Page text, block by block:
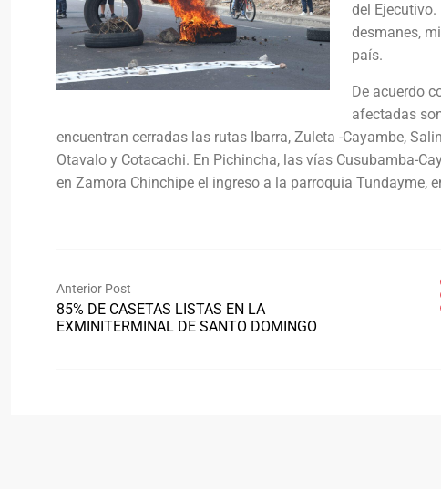
del
desmanes,
país.
De acuerdo
afectadas
encuentran cerradas las rutas Ibarra, Zuleta -Cayambe,
Otavalo y Cotacachi. En Pichincha, las vías Cusubamba-
en Zamora Chinchipe el ingreso a la parroquia Tundayme,
Anterior Post
85% DE CASETAS LISTAS EN LA
EXMINITERMINAL DE SANTO DOMINGO